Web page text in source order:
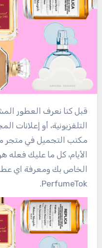
قبل كنا نعرف العطور المشهورة عبر الإعلانات التجارية
التلفزيونية، أو إعلانات
مكتب التجميل في متجر
الخاص بك ومعرفة اي
PerfumeTok.